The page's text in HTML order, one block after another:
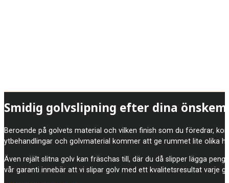
Smidig golvslipning efter dina
Beroende på golvets material och vilken finish som du föredrar,
ytbehandlingar och golvmaterial kommer att ge rummet lite olika
Även rejält slitna golv kan fräschas till, där du då slipper lägga
vår garanti innebär att vi slipar golv med ett kvalitetsresultat varje